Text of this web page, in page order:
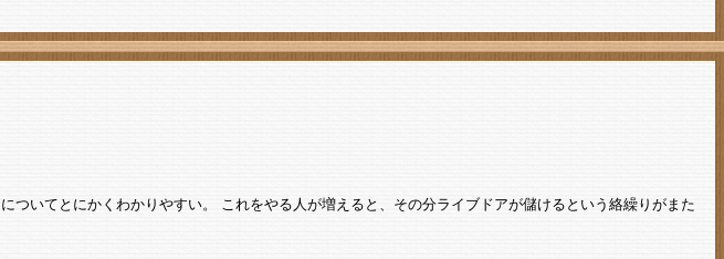
いてとにかくわかりやすい。 これをやる人が増えると、その分ライブドアが儲けるという絡繰りがまた